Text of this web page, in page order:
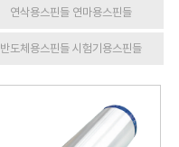
연삭용스핀들 연마용스핀들
반도체용스핀들 시험기용스핀들